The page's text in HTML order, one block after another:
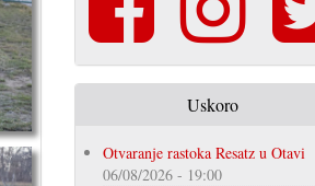
Uskoro
Otvaranje rastoka Resatz u Otavi
06/08/2026 - 19:00